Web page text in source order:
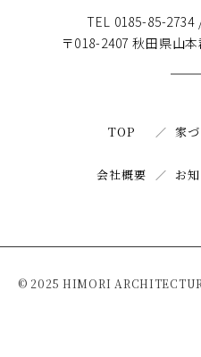
TEL 0185-85-2734
〒018-2407 秋田県山
TOP 家
会社概要 お
© 2025 HIMORI